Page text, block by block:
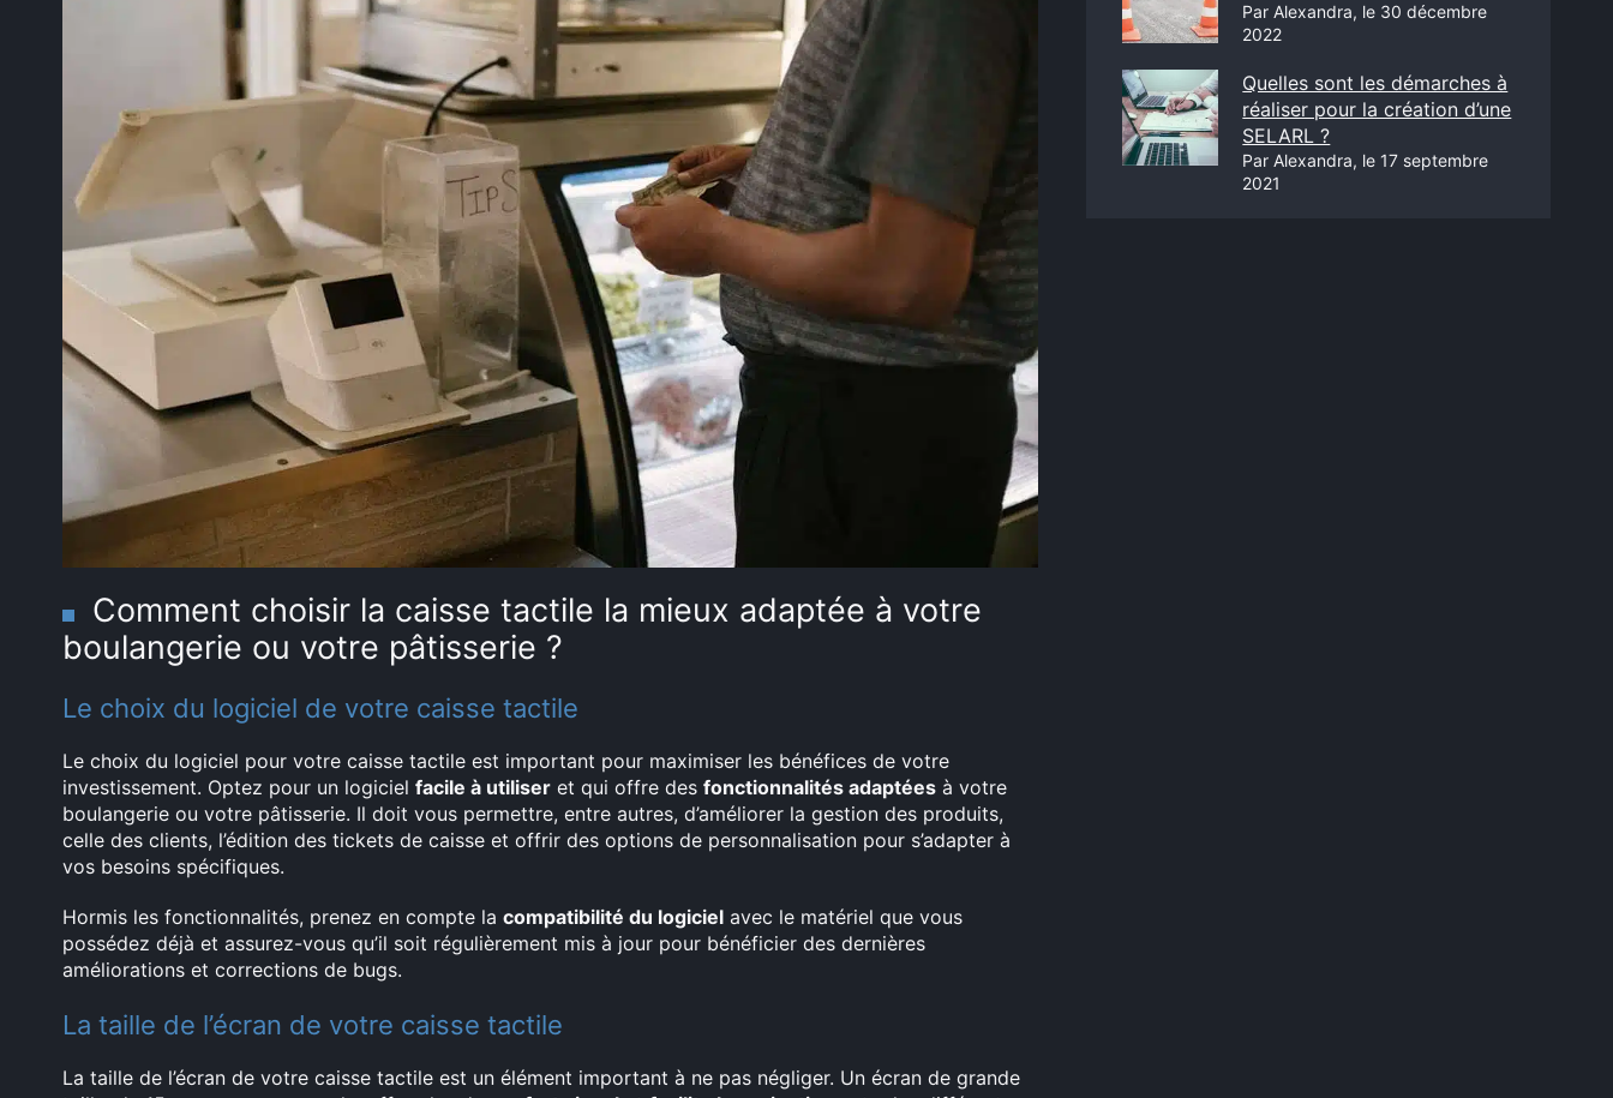
Comment choisir la caisse tactile la mieux adaptée à votre
boulangerie ou votre pâtisserie ?
Le choix du logiciel de votre caisse tactile
Le choix du logiciel pour votre caisse tactile est important pour maximiser les bénéfices de votre
investissement. Optez pour un logiciel facile à utiliser et qui offre des fonctionnalités adaptées à votre
boulangerie ou votre pâtisserie. Il doit vous permettre, entre autres, d’améliorer la gestion des produits,
celle des clients, l’édition des tickets de caisse et offrir des options de personnalisation pour s’adapter à
vos besoins spécifiques.
Hormis les fonctionnalités, prenez en compte la compatibilité du logiciel avec le matériel que vous
possédez déjà et assurez-vous qu’il soit régulièrement mis à jour pour bénéficier des dernières
améliorations et corrections de bugs.
La taille de l’écran de votre caisse tactile
La taille de l’écran de votre caisse tactile est un élément important à ne pas négliger. Un écran de grande
Par Alexandra, le 30 décembre
2022
Quelles sont les démarches à
réaliser pour la création d’une
SELARL ?
Par Alexandra, le 17 septembre
2021